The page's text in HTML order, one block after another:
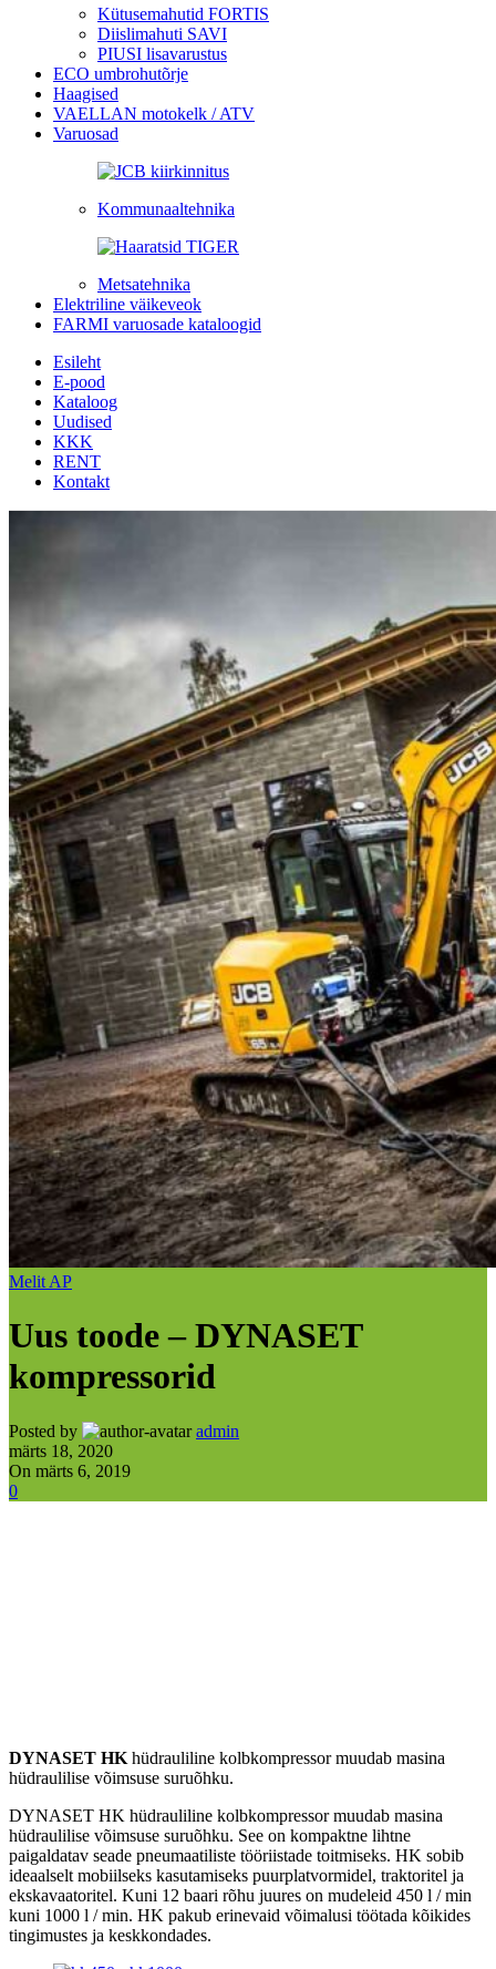
Kütusemahutid FORTIS
Diislimahuti SAVI
PIUSI lisavarustus
ECO umbrohutõrje
Haagised
VAELLAN motokelk / ATV
Varuosad
Kommunaaltehnika
Metsatehnika
Elektriline väikeveok
FARMI varuosade kataloogid
Esileht
E-pood
Kataloog
Uudised
KKK
RENT
Kontakt
Melit AP
Uus toode – DYNASET
kompressorid
Posted by
admin
märts 18, 2020
On märts 6, 2019
0
DYNASET HK hüdrauliline kolbkompressor muudab masina
hüdraulilise võimsuse suruõhku.
DYNASET HK hüdrauliline kolbkompressor muudab masina
hüdraulilise võimsuse suruõhku. See on kompaktne lihtne
paigaldatav seade pneumaatiliste tööriistade toitmiseks. HK sobib
ideaalselt mobiilseks kasutamiseks puurplatvormidel, traktoritel ja
ekskavaatoritel. Kuni 12 baari rõhu juures on mudeleid 450 l / min
kuni 1000 l / min. HK pakub erinevaid võimalusi töötada kõikides
tingimustes ja keskkondades.